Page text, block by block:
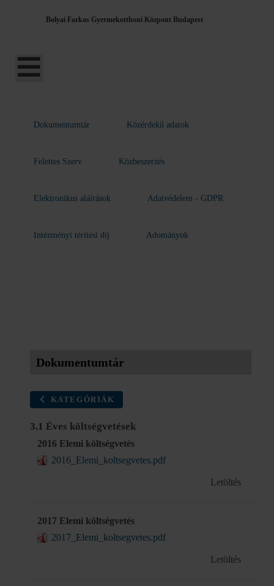
Bolyai Farkas Gyermekotthoni Központ Budapest
Dokumentumtár Közérdekű adatok
Felettes Szerv Közbeszerzés
Elektronikus aláírások Adatvédelem - GDPR
Intézményi térítési díj Adományok
Dokumentumtár
KATEGÓRIÁK
3.1 Éves költségvetések
2016 Elemi költségvetés
2016_Elemi_koltsegvetes.pdf
Letöltés
2017 Elemi költségvetés
2017_Elemi_koltsegvetes.pdf
Letöltés